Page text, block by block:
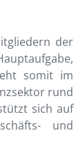
der
somit im
rund
sich auf
und